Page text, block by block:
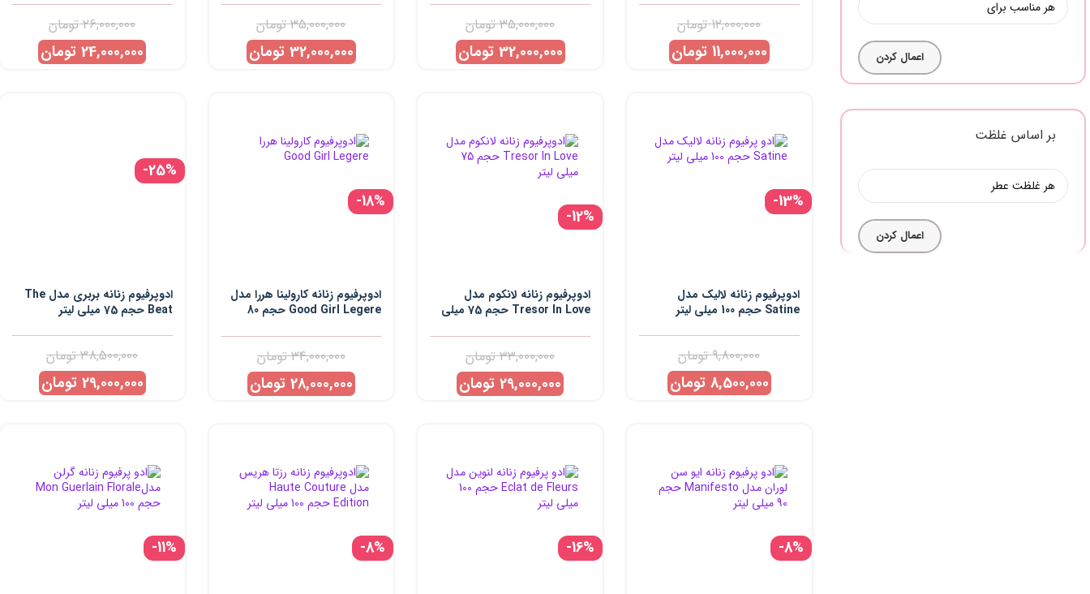
اعمال کردن
بر اساس غلظت
اعمال کردن
12,000,000تومان
11,000,000 تومان
35,000,000تومان
32,000,000 تومان
35,000,000تومان
32,000,000 تومان
26,000,000تومان
24,000,000 تومان
-13%
ادوپرفیوم زنانه لالیک مدل
Satine حجم 100 میلی لیتر
9,800,000تومان
8,500,000 تومان
-12%
ادوپرفیوم زنانه لانکوم مدل
Tresor In Love حجم 75 میلی
33,000,000تومان
29,000,000 تومان
-18%
ادوپرفیوم زنانه کارولینا هررا مدل
Good Girl Legere حجم 80
34,000,000تومان
28,000,000 تومان
-25%
ادوپرفیوم زنانه بربری مدل The
Beat حجم 75 میلی لیتر
38,500,000تومان
29,000,000 تومان
-8%
-16%
-8%
-11%